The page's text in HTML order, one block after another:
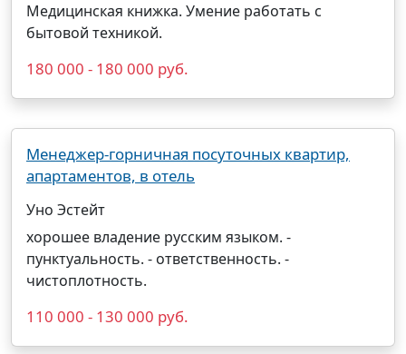
Медицинская книжка. Умение работать с
бытовой техникой.
180 000 - 180 000 руб.
Менеджер-горничная посуточных квартир,
апартаментов, в отель
Уно Эстейт
хорошее владение русским языком. -
пунктуальность. - ответственность. -
чистоплотность.
110 000 - 130 000 руб.